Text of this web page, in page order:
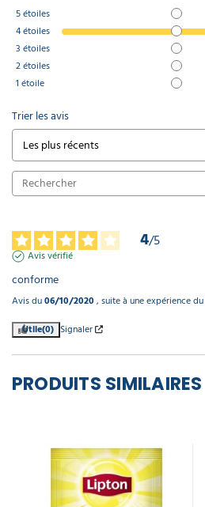
PRODUITS SIMILAIRES
5étoiles
4étoiles
3 étoiles
2étoiles
1 étoile
Trier les avis
4/5
Avis vérifié
conforme
Avis du06/10/2020 , suite à une expérience du
Utile(0) Signaler